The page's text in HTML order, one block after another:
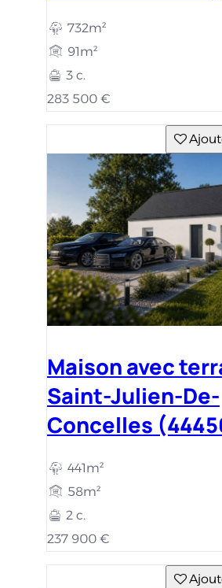
732m²
91m²
3 c.
283 500 €
Maison avec
Saint-Julien-De-
Concelles
441m²
58m²
2 c.
237 900 €